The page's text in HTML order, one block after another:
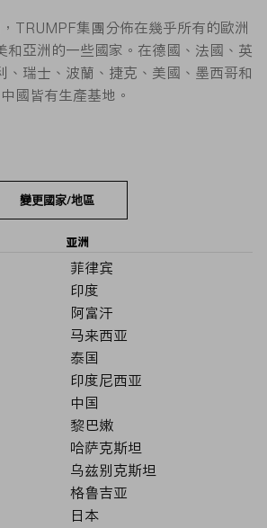
TRUMPF集團分佈在幾乎所有的歐洲
和亞洲的一些國家。在德國、法國、英
、瑞士、波蘭、捷克、美國、墨西哥和
中國皆有生產基地。
變更國家/地區
亚洲
菲律宾
印度
阿富汗
马来西亚
泰国
印度尼西亚
中国
黎巴嫩
哈萨克斯坦
乌兹别克斯坦
格鲁吉亚
日本